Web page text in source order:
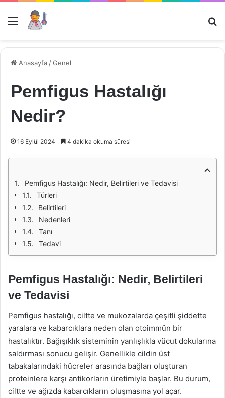
Menü
Anasayfa /Genel
Pemfigus Hastalığı
Nedir?
16 Eylül 2024 4 dakika okuma süresi
Pemfigus Hastalığı: Nedir, Belirtileri ve Tedavisi
Türleri
Belirtileri
Nedenleri
Tanı
Tedavi
Pemfigus Hastalığı: Nedir, Belirtileri
ve Tedavisi
Pemfigus hastalığı, ciltte ve mukozalarda çeşitli şiddette
yaralara ve kabarcıklara neden olan otoimmün bir
hastalıktır. Bağışıklık sisteminin yanlışlıkla vücut dokularına
saldırması sonucu gelişir. Genellikle cildin üst
tabakalarındaki hücreler arasında bağları oluşturan
proteinlere karşı antikorların üretimiyle başlar. Bu durum,
ciltte ve ağızda kabarcıkların oluşmasına yol açar.